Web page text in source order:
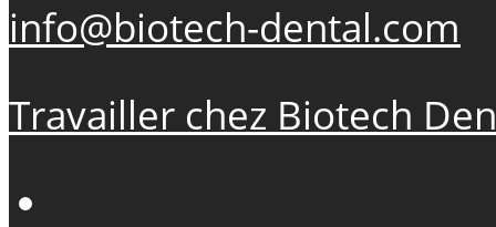
info@biotech-dental.com
Travailler chez Biotech